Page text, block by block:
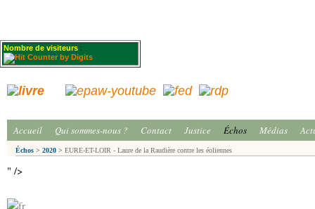
Nombre de visiteurs :
Accueil Qui sommes-nous ? Contact Justice Échos Médias
Échos > 2020 > EURE-ET-LOIR - Laure de la Raudière contre les éoliennes
" />